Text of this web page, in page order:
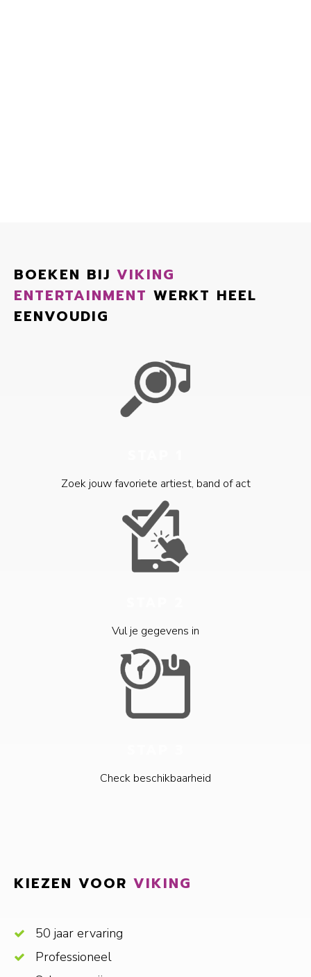
BOEKEN BIJ VIKING
ENTERTAINMENT WERKT HEEL
EENVOUDIG
Zoek jouw favoriete artiest, band of act
Vul je gegevens in
Check beschikbaarheid
KIEZEN VOOR VIKING
50 jaar ervaring
Professioneel